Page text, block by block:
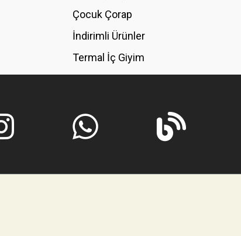
Çocuk Çorap
İndirimli Ürünler
Termal İç Giyim